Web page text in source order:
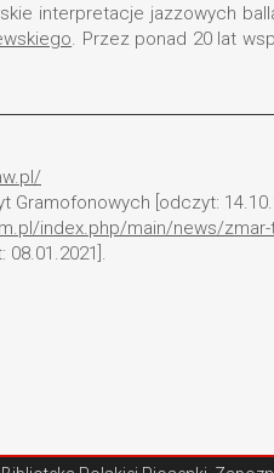
interpretacje jazzowych
. Przez ponad 20 lat
Gramofonowych [odczyt:
index.php/main/news/zmar-